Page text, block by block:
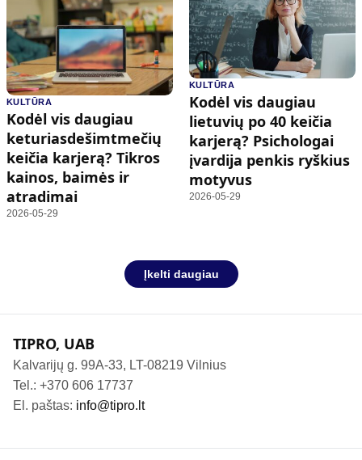
KULTŪRA
Kodėl vis daugiau
keturiasdešimtmečių
keičia karjerą? Tikros
kainos, baimės ir
atradimai
2026-05-29
KULTŪRA
Kodėl vis daugiau
lietuvių po 40 keičia
karjerą? Psichologai
įvardija penkis ryškius
motyvus
2026-05-29
Įkelti daugiau
TIPRO, UAB
Kalvarijų g. 99A-33, LT-08219 Vilnius
Tel.: +370 606 17737
El. paštas: info@tipro.lt